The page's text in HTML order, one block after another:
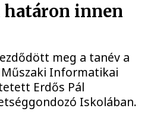
határon innen
meg a tanév a
Informatikai
Erdős Pál
Iskolában.